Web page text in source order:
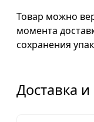
Товар можно
момента
сохранения
Доставка